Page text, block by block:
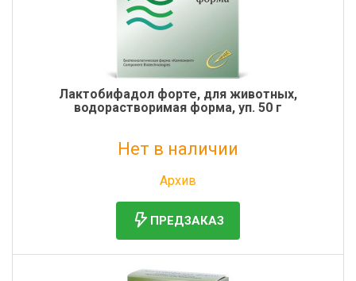
Лактобифадол форте, для животных,
водорастворимая форма, уп. 50 г
Нет в наличии
Архив
ПРЕДЗАКАЗ